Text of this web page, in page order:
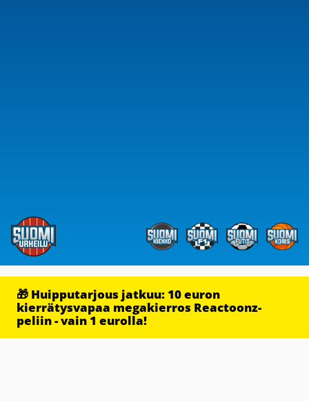
🎁 Huipputarjous jatkuu: 10 euron
kierrätysvapaa megakierros Reactoonz-
peliin - vain 1 eurolla!